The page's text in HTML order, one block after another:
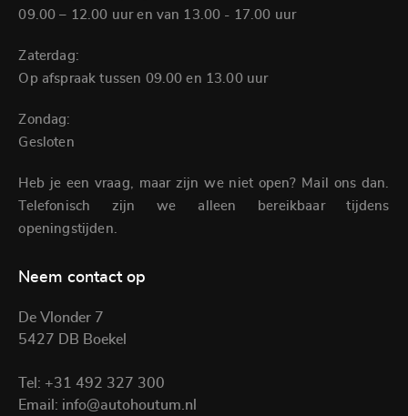
09.00 – 12.00 uur en van 13.00 - 17.00 uur
Zaterdag:
Op afspraak tussen 09.00 en 13.00 uur
Zondag:
Gesloten
Heb je een vraag, maar zijn we niet open? Mail ons dan.
Telefonisch zijn we alleen bereikbaar tijdens
openingstijden.
Neem contact op
De Vlonder 7
5427 DB Boekel
Tel: +31 492 327 300
Email: info@autohoutum.nl